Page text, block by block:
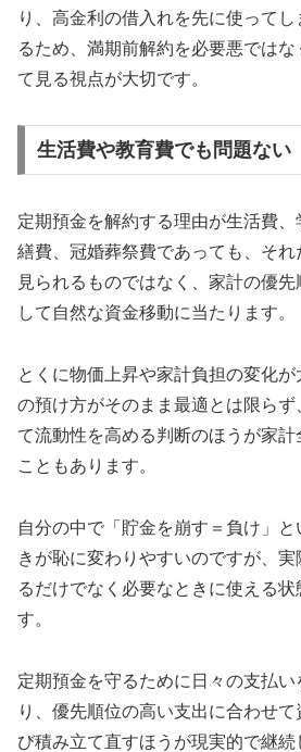
り、高金利の借入れを先に使って
るため、満期前解約を必要悪では
て見る視点が大切です。
生活費や教育費でも問題ない
定期預金を解約する理由が生活費
繕費、冠婚葬祭費であっても、そ
見られるものではなく、家計の優
して自然な資金移動に当たります。
とくに物価上昇や家計負担の変化
の預け方がそのまま最適とは限ら
て流動性を高める判断のほうが家
こともあります。
自分の中で「貯金を崩す＝負け」
きが恥に変わりやすいのですが、
るだけでなく必要なときに使える
す。
定期預金を守るために日々の支払い
り、優先順位の高い支出に合わせ
び積み立て直すほうが現実的で継